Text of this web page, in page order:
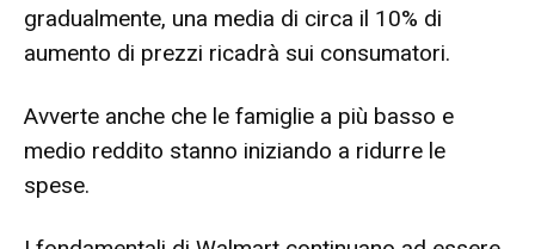
gradualmente, una media di circa il 10% di
aumento di prezzi ricadrà sui consumatori.
Avverte anche che le famiglie a più basso e
medio reddito stanno iniziando a ridurre le
spese.